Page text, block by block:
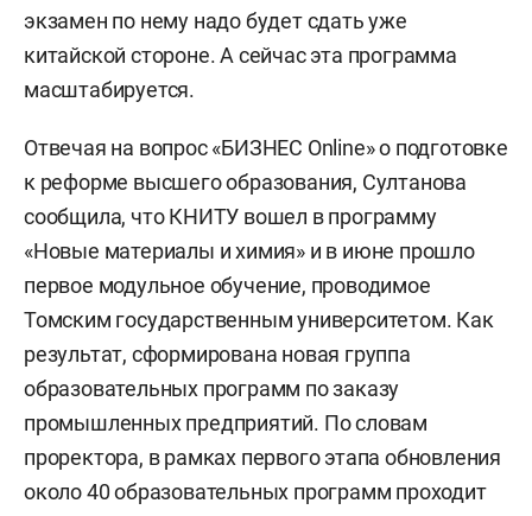
экзамен по нему надо будет сдать уже
китайской стороне. А сейчас эта программа
масштабируется.
Отвечая на вопрос «БИЗНЕС Online» о подготовке
к реформе высшего образования, Султанова
сообщила, что КНИТУ вошел в программу
«Новые материалы и химия» и в июне прошло
первое модульное обучение, проводимое
Томским государственным университетом. Как
результат, сформирована новая группа
образовательных программ по заказу
промышленных предприятий. По словам
проректора, в рамках первого этапа обновления
около 40 образовательных программ проходит